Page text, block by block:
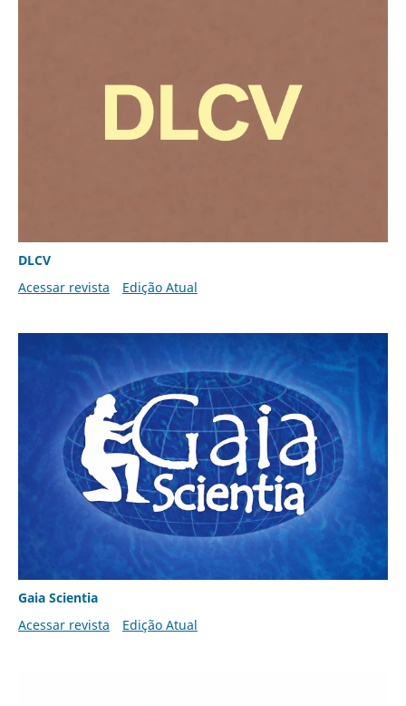
DLCV
Acessar revista
Edição Atual
Gaia Scientia
Acessar revista
Edição Atual